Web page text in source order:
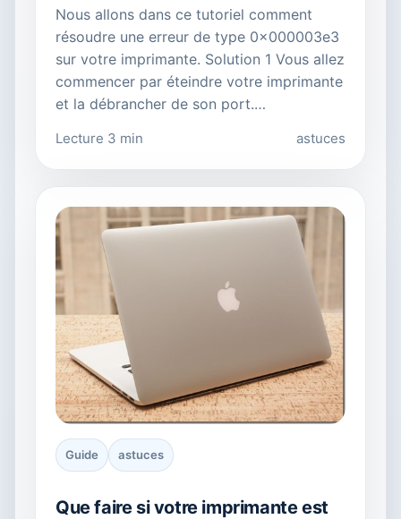
Nous allons dans ce tutoriel comment
résoudre une erreur de type 0x000003e3
sur votre imprimante. Solution 1 Vous allez
commencer par éteindre votre imprimante
et la débrancher de son port.…
Lecture 3 min astuces
Guide astuces
Que faire si votre imprimante est